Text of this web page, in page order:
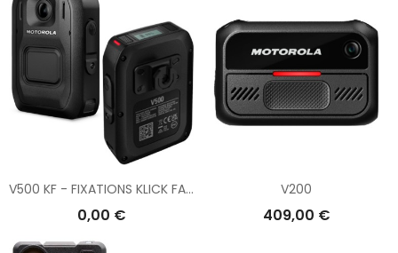
V500 KF - FIXATIONS KLICK FAST
0,00 €
V200
409,00 €